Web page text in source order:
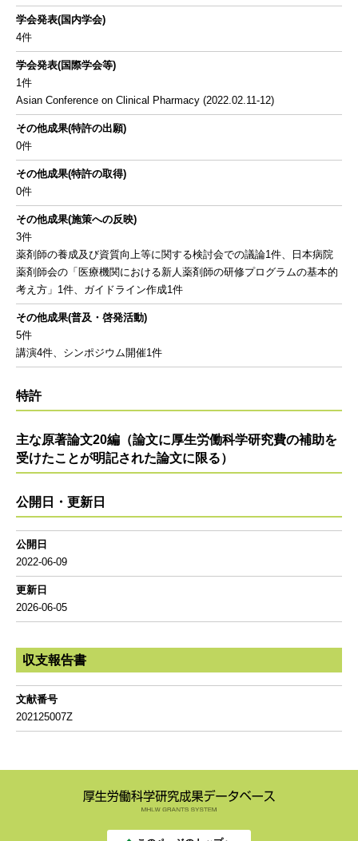
学会発表(国内学会)
4件
学会発表(国際学会等)
1件
Asian Conference on Clinical Pharmacy (2022.02.11-12)
その他成果(特許の出願)
0件
その他成果(特許の取得)
0件
その他成果(施策への反映)
3件
薬剤師の養成及び資質向上等に関する検討会での議論1件、日本病院
薬剤師会の「医療機関における新人薬剤師の研修プログラムの基本的
考え方」1件、ガイドライン作成1件
その他成果(普及・啓発活動)
5件
講演4件、シンポジウム開催1件
特許
主な原著論文20編（論文に厚生労働科学研究費の補助を
受けたことが明記された論文に限る）
公開日・更新日
公開日
2022-06-09
更新日
2026-06-05
収支報告書
文献番号
202125007Z